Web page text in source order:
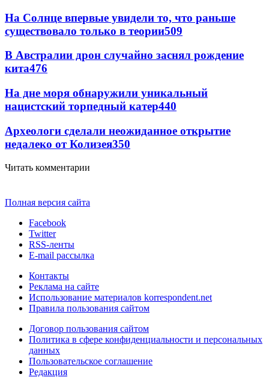
На Солнце впервые увидели то, что раньше
существовало только в теории509
В Австралии дрон случайно заснял рождение
кита476
На дне моря обнаружили уникальный
нацистский торпедный катер440
Археологи сделали неожиданное открытие
недалеко от Колизея350
Читать комментарии
Полная версия сайта
Facebook
Twitter
RSS-ленты
E-mail рассылка
Контакты
Реклама на сайте
Использование материалов korrespondent.net
Правила пользования сайтом
Договор пользования сайтом
Политика в сфере конфиденциальности и персональных
данных
Пользовательское соглашение
Редакция